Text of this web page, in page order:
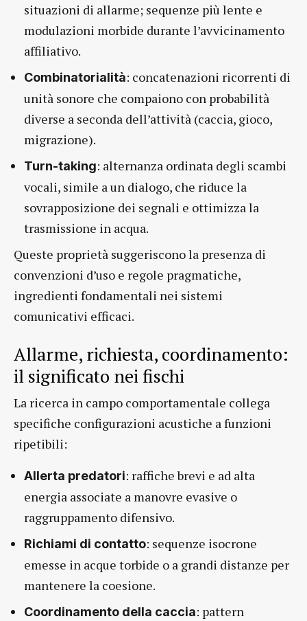
situazioni di allarme; sequenze più lente e
modulazioni morbide durante l’avvicinamento
affiliativo.
Combinatorialità: concatenazioni ricorrenti di
unità sonore che compaiono con probabilità
diverse a seconda dell’attività (caccia, gioco,
migrazione).
Turn-taking: alternanza ordinata degli scambi
vocali, simile a un dialogo, che riduce la
sovrapposizione dei segnali e ottimizza la
trasmissione in acqua.
Queste proprietà suggeriscono la presenza di
convenzioni d’uso e regole pragmatiche,
ingredienti fondamentali nei sistemi
comunicativi efficaci.
Allarme, richiesta, coordinamento:
il significato nei fischi
La ricerca in campo comportamentale collega
specifiche configurazioni acustiche a funzioni
ripetibili:
Allerta predatori: raffiche brevi e ad alta
energia associate a manovre evasive o
raggruppamento difensivo.
Richiami di contatto: sequenze isocrone
emesse in acque torbide o a grandi distanze per
mantenere la coesione.
Coordinamento della caccia: pattern